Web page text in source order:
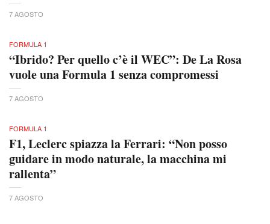
7 AGOSTO
FORMULA 1
“Ibrido? Per quello c’è il WEC”: De La Rosa
vuole una Formula 1 senza compromessi
7 AGOSTO
FORMULA 1
F1, Leclerc spiazza la Ferrari: “Non posso
guidare in modo naturale, la macchina mi
rallenta”
7 AGOSTO